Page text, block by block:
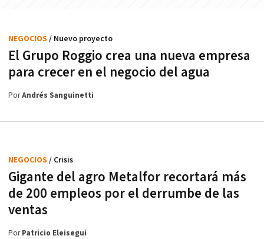
El Grupo Roggio crea una nueva empresa
para crecer en el negocio del agua
NEGOCIOS / Nuevo proyecto
PorAndrés Sanguinetti
Gigante del agro Metalfor recortará más
de 200 empleos por el derrumbe de las
ventas
NEGOCIOS / Crisis
PorPatricio Eleisegui